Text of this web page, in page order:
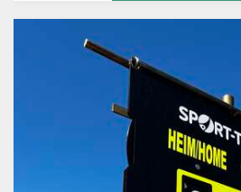
dann können die Steine verlegt
Des Weiteren wurde noch ein
Versorgungskabel zum
allem das Flutlicht möchte später
werden, wenn der Bedarf besteht.
Arbeiten, die noch ausstehen:
Pflasterarbeiten 👷‍♂️🧱